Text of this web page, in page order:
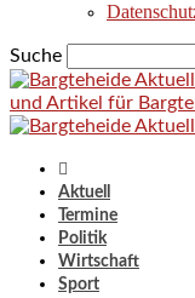
Suche
und Artikel für
Aktuell
Termine
Politik
Wirtschaft
Sport